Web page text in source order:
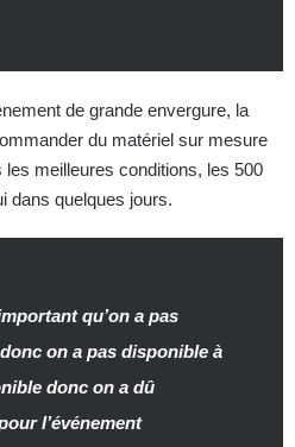
de grande envergure, la
du matériel sur mesure
meilleures conditions, les 500
dans quelques jours.
qu’on a pas
on a pas disponible à
donc on a dû
l’événement